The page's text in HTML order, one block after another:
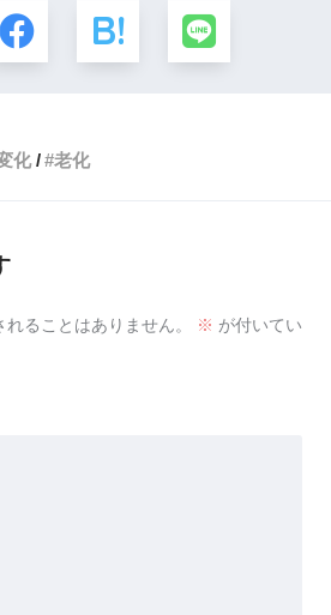
化 老化
ることはありません。 ※ が付いてい